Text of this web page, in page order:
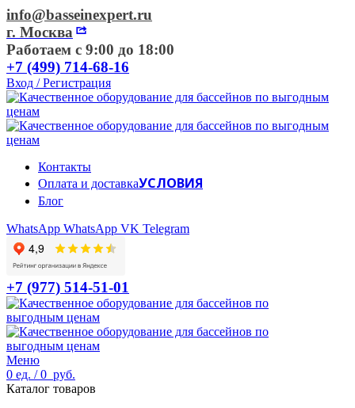
info@basseinexpert.ru
г. Москва
Работаем с 9:00 до 18:00
+7 (499) 714-68-16
Вход / Регистрация
Контакты
Оплата и доставкаУСЛОВИЯ
Блог
WhatsApp WhatsApp VK Telegram
+7 (977) 514-51-01
Меню
0 ед. / 0 руб.
Каталог товаров